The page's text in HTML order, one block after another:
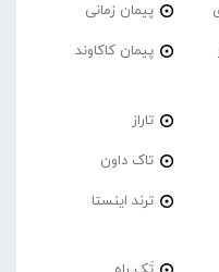
پیمان زمانی
پیمان کاکاوند
تاراز
تاک داون
ترند اینستا